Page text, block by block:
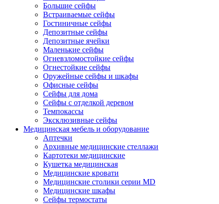
Большие сейфы
Встраиваемые сейфы
Гостиничные сейфы
Депозитные сейфы
Депозитные ячейки
Маленькие сейфы
Огневзломостойкие сейфы
Огнестойкие сейфы
Оружейные сейфы и шкафы
Офисные сейфы
Сейфы для дома
Сейфы с отделкой деревом
Темпокассы
Эксклюзивные сейфы
Медицинская мебель и оборудование
Аптечки
Архивные медицинские стеллажи
Картотеки медицинские
Кушетка медицинская
Медицинские кровати
Медицинские столики серии MD
Медицинские шкафы
Сейфы термостаты